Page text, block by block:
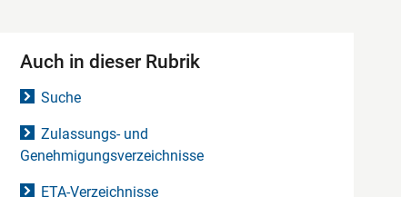
Auch in dieser Rubrik
Suche
Zulassungs- und
Genehmigungsverzeichnisse
ETA-Verzeichnisse